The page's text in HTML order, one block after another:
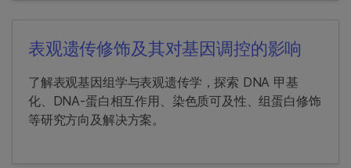
表观遗传修饰及其对基因调控的影响
了解表观基因组学与表观遗传学，探索 DNA 甲基
化、DNA-蛋白相互作用、染色质可及性、组蛋白修饰
等研究方向及解决方案。